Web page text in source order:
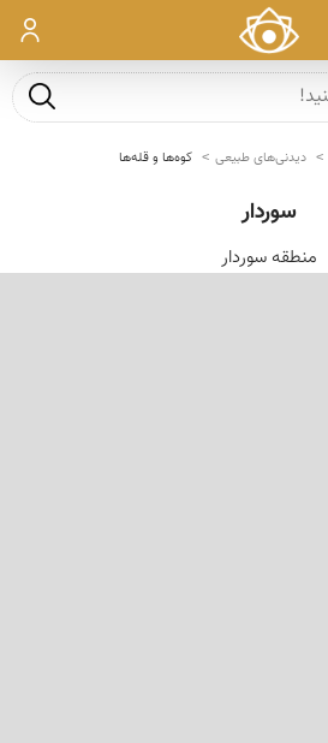
ورود
جست و
دیدنی‌های طبیعی کوه‌ها و قله‌ها
سوردار
منطقه سوردار